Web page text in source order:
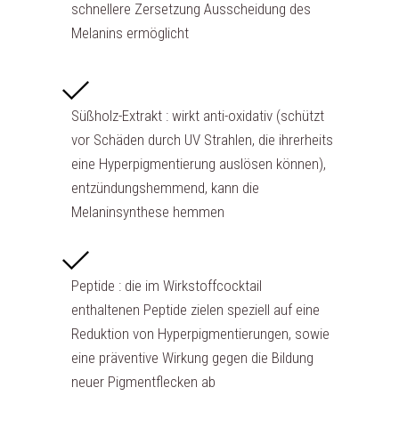
schnellere Zersetzung Ausscheidung des
Melanins ermöglicht
Süßholz-Extrakt : wirkt anti-oxidativ (schützt
vor Schäden durch UV Strahlen, die ihrerheits
eine Hyperpigmentierung auslösen können),
entzündungshemmend, kann die
Melaninsynthese hemmen
Peptide : die im Wirkstoffcocktail
enthaltenen Peptide zielen speziell auf eine
Reduktion von Hyperpigmentierungen, sowie
eine präventive Wirkung gegen die Bildung
neuer Pigmentflecken ab